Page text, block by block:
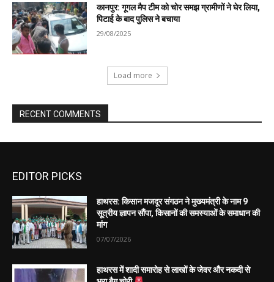
EDITOR PICKS
हाथरस: किसान मजदूर संगठन ने मुख्यमंत्री के नाम 9
सूत्रीय ज्ञापन सौंपा, किसानों की समस्याओं के समाधान की
मांग
07/07/2026
हाथरस में शादी समारोह से लाखों के जेवर और नकदी से